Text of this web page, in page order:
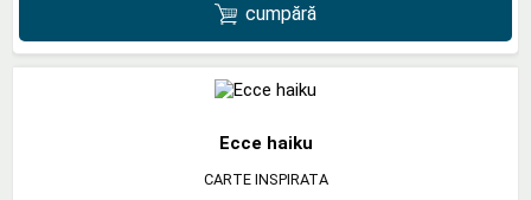
cumpără
Ecce haiku
CARTE INSPIRATA